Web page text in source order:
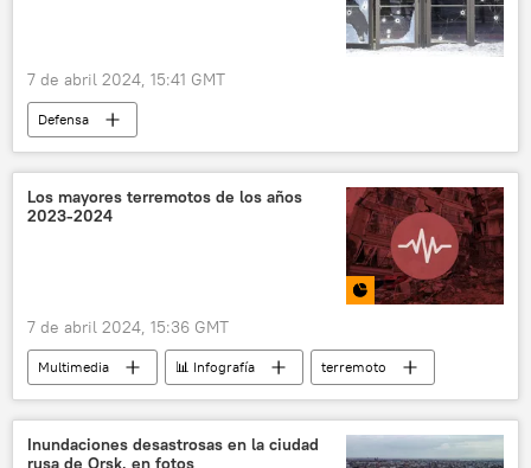
📰 Ataques ucranianos a la central nuclear de Zaporozhie
7 de abril 2024, 15:41 GMT
Defensa
📰 Operación rusa de desmilitarización y desnazificación de Ucrania
🛡️ Zonas de conflicto
Rusia
Ucrania
🌍 Europa
Los mayores terremotos de los años
2023-2024
7 de abril 2024, 15:36 GMT
Multimedia 📊 Infografía
terremoto
medioambiente
actividad sísmica
sociedad
Inundaciones desastrosas en la ciudad
rusa de Orsk, en fotos